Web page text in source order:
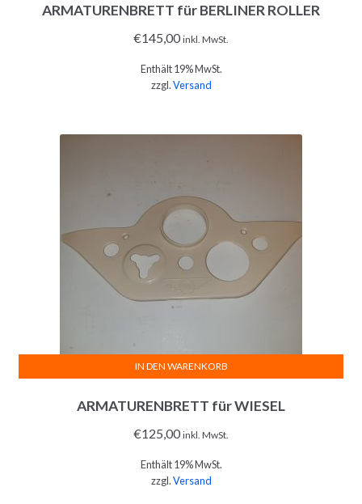
ARMATURENBRETT für BERLINER ROLLER
€145,00 inkl. MwSt.
Enthält 19% MwSt.
zzgl.Versand
ARMATURENBRETT für WIESEL
€125,00 inkl. MwSt.
Enthält 19% MwSt.
zzgl.Versand
IN DEN WARENKORB